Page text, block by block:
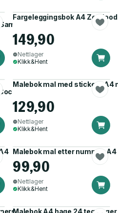
Jayne)
Fargeleggingsbok A4
149,90
Nettlager
Klikk&Hent
Wyo)
Malebok mal med stickers A4
129,90
Nettlager
Klikk&Hent
Malebok mal etter nummer
99,90
Nettlager
Klikk&Hent
Malebok A4 hage 24 tegninger